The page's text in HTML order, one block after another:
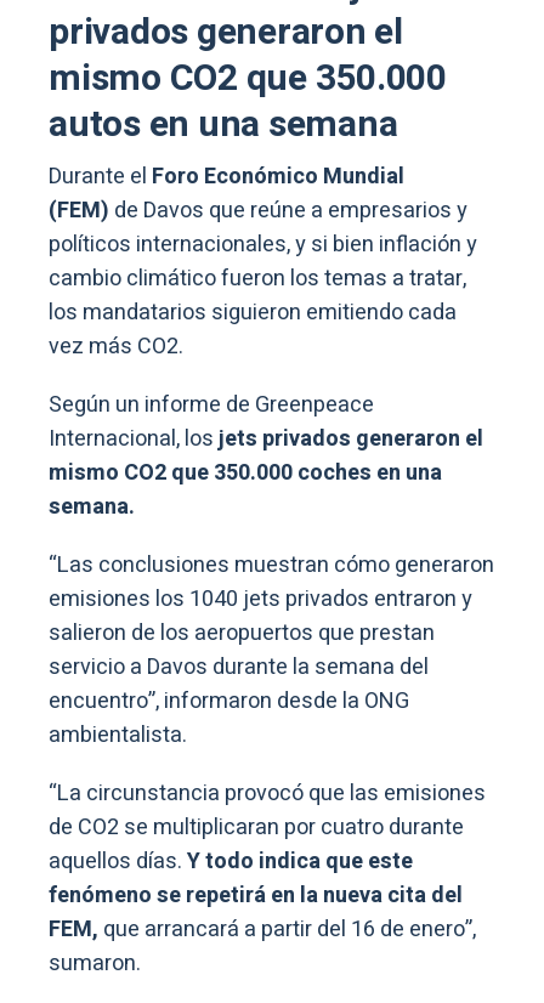
privados generaron el
mismo CO2 que 350.000
autos en una semana
Durante el Foro Económico Mundial
(FEM) de Davos que reúne a empresarios y
políticos internacionales, y si bien inflación y
cambio climático fueron los temas a tratar,
los mandatarios siguieron emitiendo cada
vez más CO2.
Según un informe de Greenpeace
Internacional, losjets privados generaron el
mismo CO2 que 350.000 coches en una
semana.
“Las conclusiones muestran cómo generaron
emisiones los 1040 jets privados entraron y
salieron de los aeropuertos que prestan
servicio a Davos durante la semana del
encuentro”, informaron desde la ONG
ambientalista.
“La circunstancia provocó que las emisiones
de CO2 se multiplicaran por cuatro durante
aquellos días.Y todo indica que este
fenómeno se repetirá en la nueva cita del
FEM, que arrancará a partir del 16 de enero”,
sumaron.